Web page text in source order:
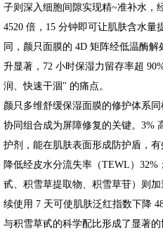
子则深入细胞间隙实现精~准补水，
4520 倍，15 分钟即可让肌肤含水量
同，颜只面膜的 4D 矩阵经低温酶
升显著，72 小时保湿力留存率超
润、快速干涸" 的痛点。
颜只多维舒缓保湿面膜的修护体系
协同组合成为屏障修复的关键。3%
护剂，能在肌肤表面形成防护盾，
降低经皮水分流失率（TEWL）
甙、积雪草提取物、积雪草苷）则
续使用 7 天可使肌肤泛红指数下降
与积雪草甙的科学配比形成了显著